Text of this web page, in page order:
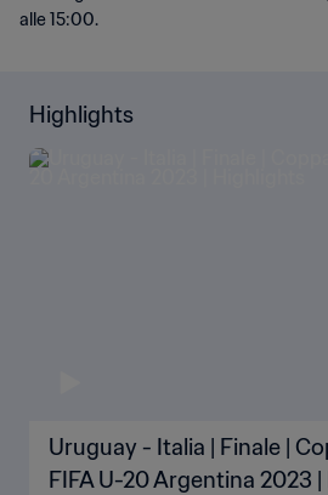
alle 15:00.
Highlights
Uruguay - Italia | Finale |
FIFA U-20 Argentina 2023